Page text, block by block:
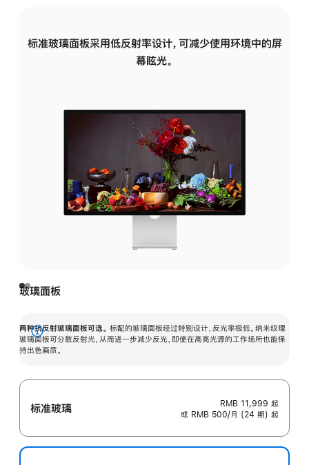
标准玻璃面板采用低反射率设计，可减少使用环境中的屏
幕眩光。
玻璃面板
两种抗反射玻璃面板可选。 标配的玻璃面板经过特别设计，反光率极低。纳米纹理
玻璃面板可分散反射光，从而进一步减少反光，即使在高亮光源的工作场所也能保
持出色画质。
展
开
标准玻璃 RMB 11,999 起
或 RMB 500/月 (24 期) 起